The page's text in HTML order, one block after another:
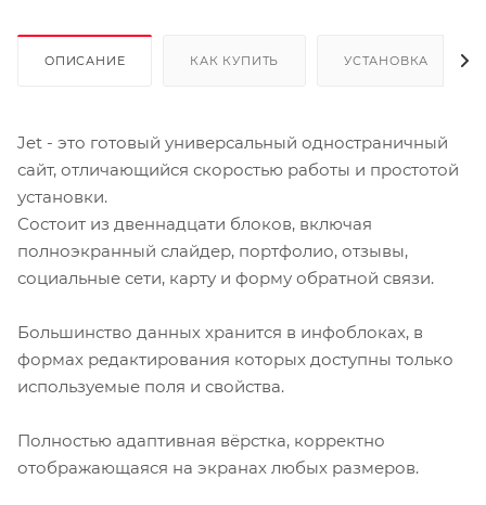
ОПИСАНИЕ КАК КУПИТЬ УСТАНОВКА
Jet - это готовый универсальный одностраничный
сайт, отличающийся скоростью работы и простотой
установки.
Состоит из двеннадцати блоков, включая
полноэкранный слайдер, портфолио, отзывы,
социальные сети, карту и форму обратной связи.
Большинство данных хранится в инфоблоках, в
формах редактирования которых доступны только
используемые поля и свойства.
Полностью адаптивная вёрстка, корректно
отображающаяся на экранах любых размеров.